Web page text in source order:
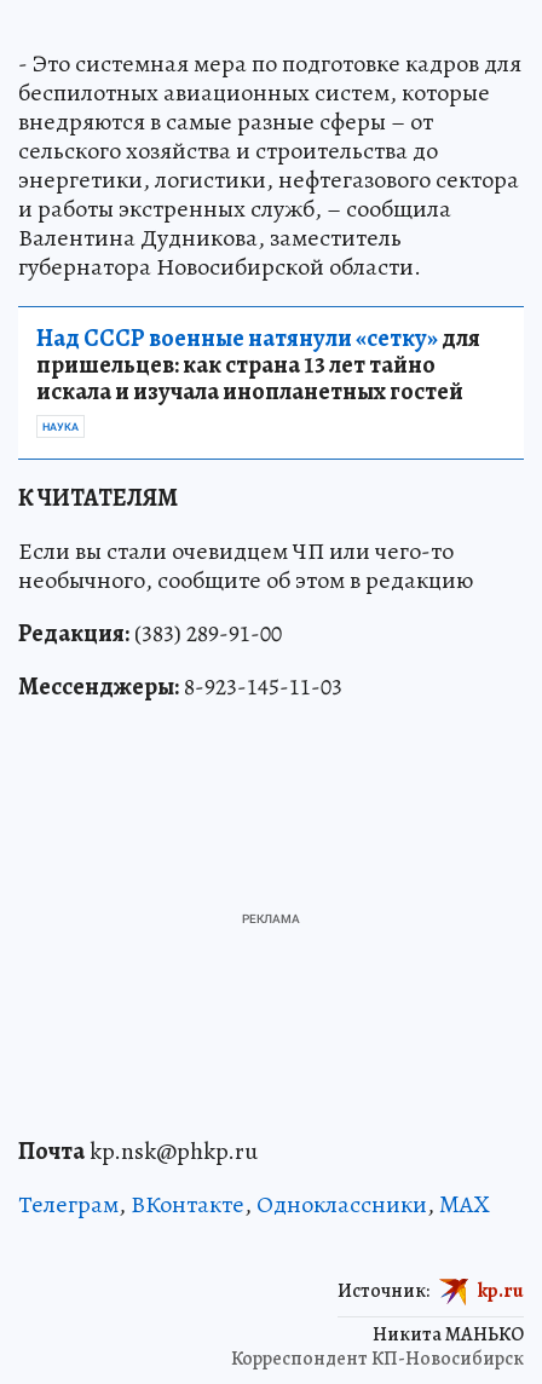
- Это системная мера по подготовке кадров для
беспилотных авиационных систем, которые
внедряются в самые разные сферы – от
сельского хозяйства и строительства до
энергетики, логистики, нефтегазового сектора
и работы экстренных служб, – сообщила
Валентина Дудникова, заместитель
губернатора Новосибирской области.
Над СССР военные натянули «сетку»для
пришельцев: как страна 13 лет тайно
искала и изучала инопланетных гостей
НАУКА
К ЧИТАТЕЛЯМ
Если вы стали очевидцем ЧП или чего-то
необычного, сообщите об этом в редакцию
Редакция:(383) 289-91-00
Мессенджеры:8-923-145-11-03
Почтаkp.nsk@phkp.ru
Телеграм, ВКонтакте, Одноклассники,MAX
Никита МАНЬКО
Корреспондент КП-Новосибирск
Источник: kp.ru